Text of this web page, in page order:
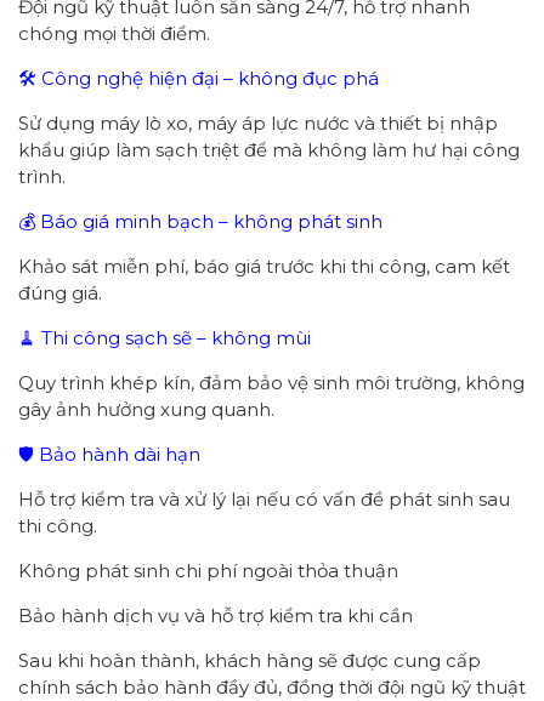
Đội ngũ kỹ thuật luôn sẵn sàng 24/7, hỗ trợ nhanh
chóng mọi thời điểm.
🛠 Công nghệ hiện đại – không đục phá
Sử dụng máy lò xo, máy áp lực nước và thiết bị nhập
khẩu giúp làm sạch triệt để mà không làm hư hại công
trình.
💰 Báo giá minh bạch – không phát sinh
Khảo sát miễn phí, báo giá trước khi thi công, cam kết
đúng giá.
🧹 Thi công sạch sẽ – không mùi
Quy trình khép kín, đảm bảo vệ sinh môi trường, không
gây ảnh hưởng xung quanh.
🛡 Bảo hành dài hạn
Hỗ trợ kiểm tra và xử lý lại nếu có vấn đề phát sinh sau
thi công.
Không phát sinh chi phí ngoài thỏa thuận
Bảo hành dịch vụ và hỗ trợ kiểm tra khi cần
Sau khi hoàn thành, khách hàng sẽ được cung cấp
chính sách bảo hành đầy đủ, đồng thời đội ngũ kỹ thuật